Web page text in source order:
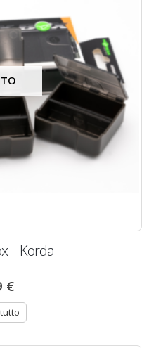
– Korda
€